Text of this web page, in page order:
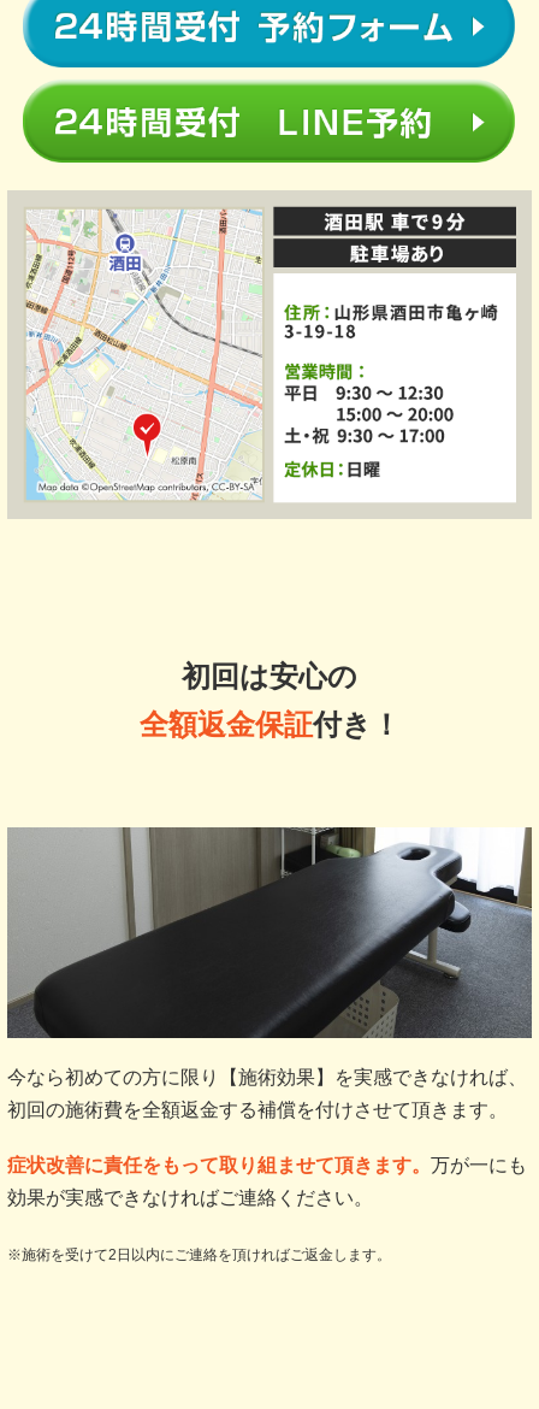
初回は安心の
全額返金保証付き！
今なら初めての方に限り【施術効果】を実感できなければ、
初回の施術費を全額返金する補償を付けさせて頂きます。
症状改善に責任をもって取り組ませて頂きます。 万が一にも
効果が実感できなければご連絡ください。
※施術を受けて2日以内にご連絡を頂ければご返金します。